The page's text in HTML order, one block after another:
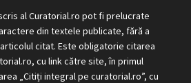
al Curatorial.ro pot fi prelucrate
din textele publicate, fără a
citat. Este obligatorie citarea
cu link către site, în primul
„Citiți integral pe curatorial.ro”, cu